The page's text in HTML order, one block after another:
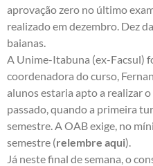
aprovação zero no último
realizado em dezembro. Dez
baianas.
A Unime-Itabuna (ex-Facsul)
coordenadora do curso,
alunos estaria apto a realizar
passado, quando a primeira
semestre. A OAB exige, no
semestre (relembre aqui).
Já neste final de semana, o